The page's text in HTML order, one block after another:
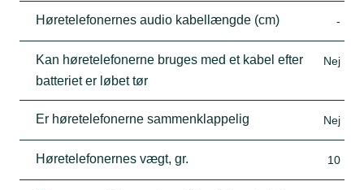
Høretelefonernes audio kabellængde (cm) -
Kan høretelefonerne bruges med et kabel efter
batteriet er løbet tør
Nej
Er høretelefonerne sammenklappelig Nej
Høretelefonernes vægt, gr. 10